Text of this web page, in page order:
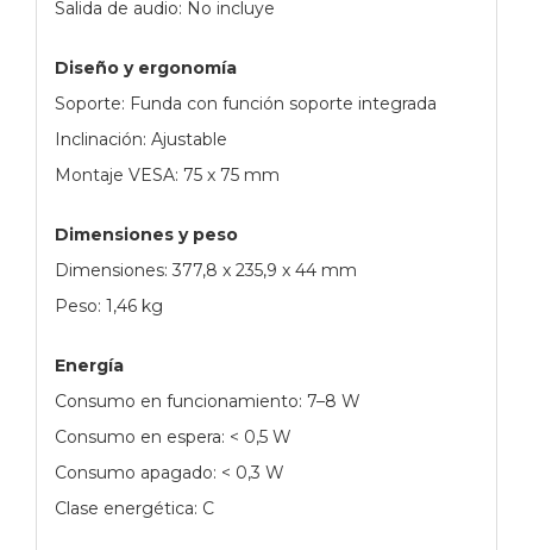
Salida de audio: No incluye
Diseño y ergonomía
Soporte: Funda con función soporte integrada
Inclinación: Ajustable
Montaje VESA: 75 x 75 mm
Dimensiones y peso
Dimensiones: 377,8 x 235,9 x 44 mm
Peso: 1,46 kg
Energía
Consumo en funcionamiento: 7–8 W
Consumo en espera: < 0,5 W
Consumo apagado: < 0,3 W
Clase energética: C